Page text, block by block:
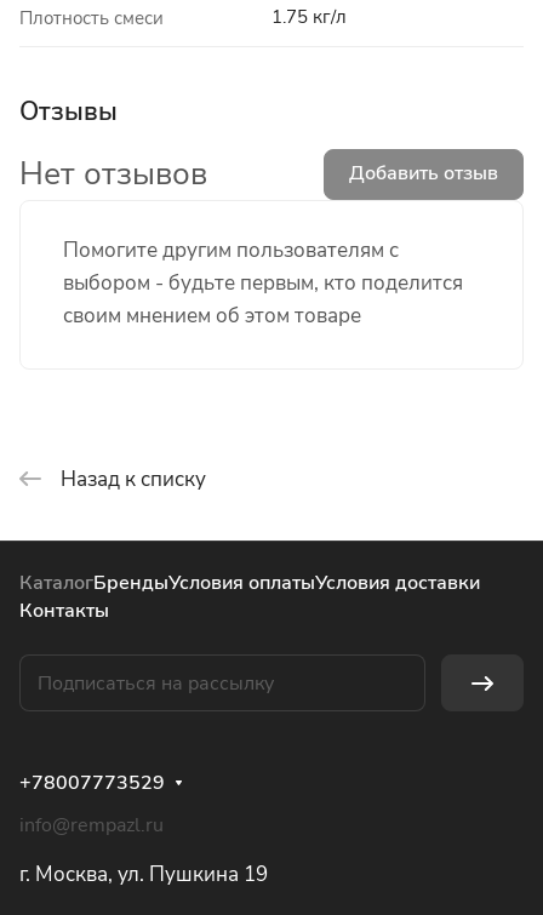
Плотность смеси 1.75 кг/л
Отзывы
Помогите другим пользователям с
выбором - будьте первым, кто поделится
своим мнением об этом товаре
Нет отзывов Добавить отзыв
Назад к списку
КаталогБрендыУсловия оплатыУсловия доставки
Контакты
+78007773529
info@rempazl.ru
г. Москва, ул. Пушкина 19